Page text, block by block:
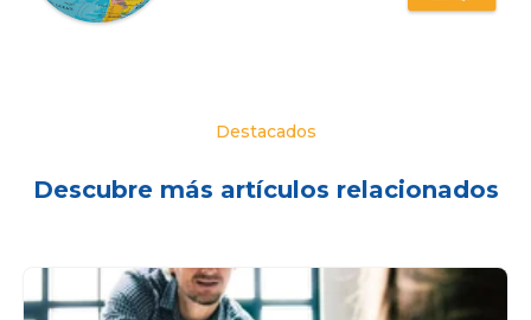
Destacados
Descubre más artículos relacionados